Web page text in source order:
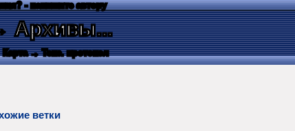
- напишите автору
Архивы...
→ Текс. протокол
ветки